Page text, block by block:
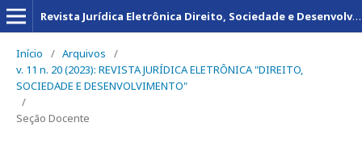
Revista Jurídica Eletrônica Direito, Sociedade e Desenvolvimento
Início / Arquivos
/
v. 11 n. 20 (2023): REVISTA JURÍDICA ELETRÔNICA "DIREITO,
SOCIEDADE E DESENVOLVIMENTO"
/
Seção Docente